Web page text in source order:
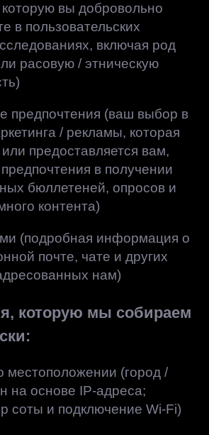
вы добровольно
в пользовательских
включая род
расовую / этническую
предпочтения (ваш выбор в
/ рекламы, которая
предоставляется вам,
в получении
бюллетеней, опросов и
контента)
(подробная информация о
почте, чате и других
нам)
которую мы собираем
(город /
на основе IP-адреса;
соты и подключение Wi-Fi)